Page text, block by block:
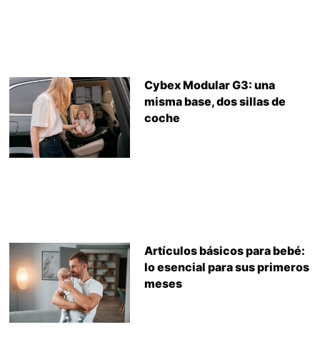
Cybex Modular G3: una
misma base, dos sillas de
coche
Artículos básicos para bebé:
lo esencial para sus primeros
meses